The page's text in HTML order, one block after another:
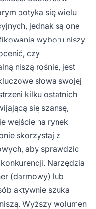
potyka się wielu
jednak są one
wyboru niszy.
czy
niszą rośnie, jest
słowa swojej
kilku ostatnich
się szansę,
wejście na rynek
skorzystaj z
aby sprawdzić
Narzędzia
(darmowy) lub
aktywnie szuka
Wyższy wolumen